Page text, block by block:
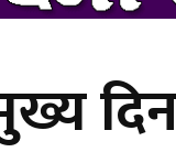
दिन